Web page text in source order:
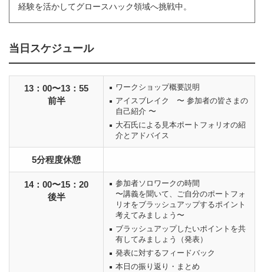
経験を活かしてグロースハック領域へ挑戦中。
当日スケジュール
13：00〜13：55
前半
ワークショップ概要説明
アイスブレイク 〜 参加者の皆さまの
自己紹介 〜
大石氏による見本ポートフォリオの紹
介とアドバイス
5分程度休憩
14：00〜15：20
後半
参加者ソロワークの時間
〜講義を聞いて、ご自分のポートフォ
リオをブラッシュアップするポイント
考えてみましょう〜
ブラッシュアップしたいポイントを共
有してみましょう（発表）
発表に対するフィードバック
本日の振り返り・まとめ